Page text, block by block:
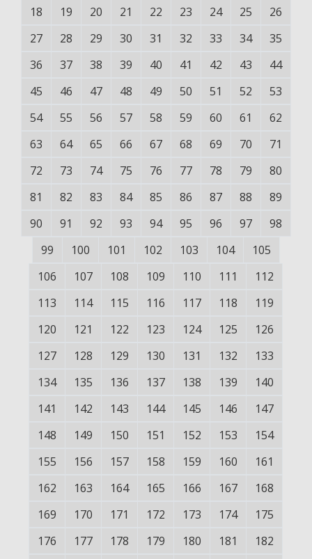
18
19 20 21 22 23 24 25
26
27
28 29 30 31 32 33 34
35
36
37 38 39 40 41 42 43
44
45
46 47 48 49 50 51 52
53
54
55 56 57 58 59 60 61
62
63
64 65 66 67 68 69 70
71
72
73 74 75 76 77 78 79
80
81
82 83 84 85 86 87 88
89
90
91 92 93 94 95 96 97
98
99
100 101 102 103 104
105
106
107 108 109 110 111
112
113
114 115 116 117 118
119
120
121 122 123 124 125
126
127
128 129 130 131 132
133
134
135 136 137 138 139
140
141
142 143 144 145 146
147
148
149 150 151 152 153
154
155
156 157 158 159 160
161
162
163 164 165 166 167
168
169
170 171 172 173 174
175
176
177 178 179 180 181
182